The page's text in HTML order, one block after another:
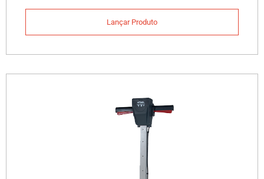
Lançar Produto